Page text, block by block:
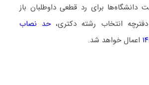
برای رد قطعی داوطلبان باز
انتخاب رشته دکتری،حد نصاب
اعمال خواهد شد.